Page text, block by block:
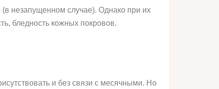
незапущенном случае). Однако при их
бледность кожных покровов.
и без связи с месячными. Но